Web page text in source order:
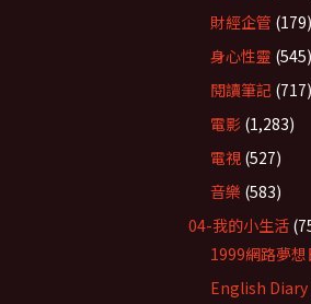
財經企管 (179)
身心性靈 (545)
閱讀筆記 (717)
電影 (1,283)
電視 (527)
音樂 (583)
04-我的小生活
1999網路夢想
English Diary